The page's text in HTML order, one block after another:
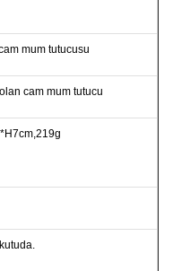
mum tutucusu
cam mum tutucu